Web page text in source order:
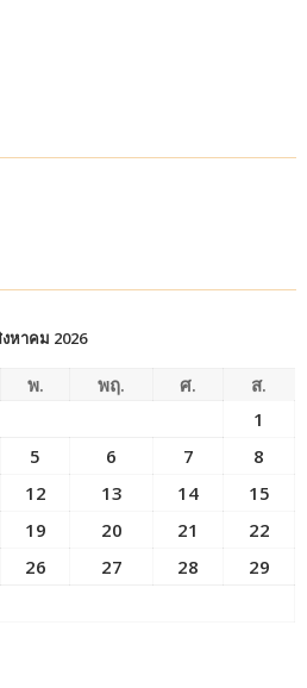
หาคม 2026
พ. พฤ. ศ.
ส.
1
5 6 7
8
12 13 14
15
19 20 21
22
26 27 28
29